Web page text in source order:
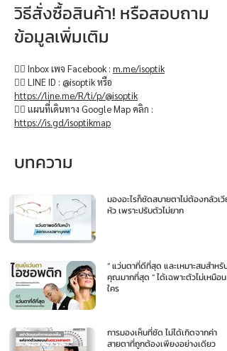
วิธีสั่งซื้อสินค้า! หรือสอบถาม
ข้อมูลเพิ่มเติม
👉🏻 Inbox เพจ Facebook : m.me/isoptik
👉🏻 LINE ID : @isoptik หรือ
https://line.me/R/ti/p/@isoptik
👉🏻 แผนที่เดินทาง Google Map คลิก :
https://is.gd/isoptikmap
บทความ
มองอะไรก็ชัดสบายตาไม่ต้องกลัวเวีย
หัว เพราะปรับตัวไม่ยาก
“ แว่นตาที่ดีที่สุด และเหมาะสมสำหรับ
คุณมากที่สุด ” ได้เฉพาะตัวไม่เหมือน
ใคร
การมองเห็นที่ชัด ไม่ได้เกิดจากค่า
สายตาที่ถูกต้องเพียงอย่างเดียว